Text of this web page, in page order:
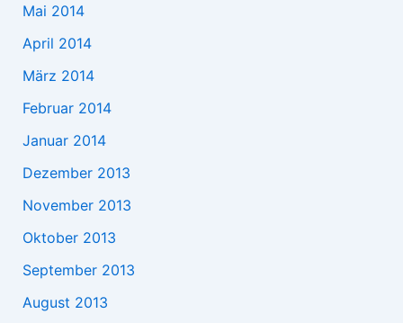
Mai 2014
April 2014
März 2014
Februar 2014
Januar 2014
Dezember 2013
November 2013
Oktober 2013
September 2013
August 2013